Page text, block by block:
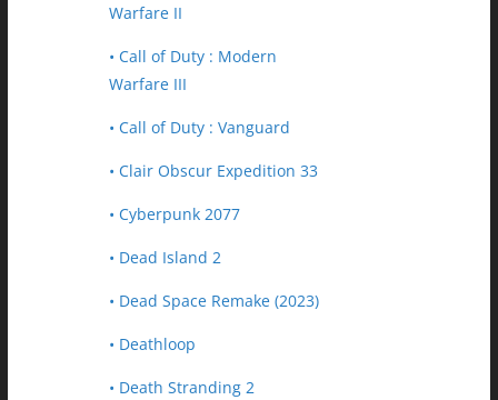
Warfare II
• Call of Duty : Modern
Warfare III
• Call of Duty : Vanguard
• Clair Obscur Expedition 33
• Cyberpunk 2077
• Dead Island 2
• Dead Space Remake (2023)
• Deathloop
• Death Stranding 2